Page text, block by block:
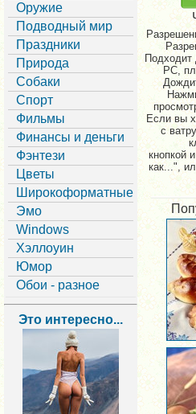
Оружие
Подводный мир
Праздники
Природа
Собаки
Спорт
Фильмы
Финансы и деньги
Фэнтези
Цветы
Широкоформатные
Эмо
Windows
Хэллоуин
Юмор
Обои - разное
Это интересно...
Подходит
PC,
Если вы
с
кнопкой
как...",